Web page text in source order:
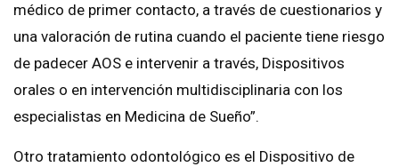
médico de primer contacto, a través de cuestionarios y
una valoración de rutina cuando el paciente tiene riesgo
de padecer AOS e intervenir a través, Dispositivos
orales o en intervención multidisciplinaria con los
especialistas en Medicina de Sueño”.
Otro tratamiento odontológico es el Dispositivo de